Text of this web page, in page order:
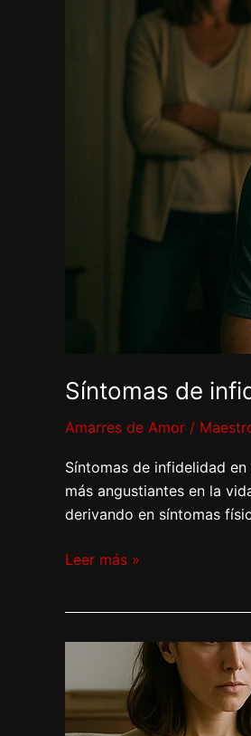
Síntomas de
Amarres de Amor /
Síntomas de infidelidad
más angustiantes en la
derivando en síntomas
Leer más »
infidelidad
es